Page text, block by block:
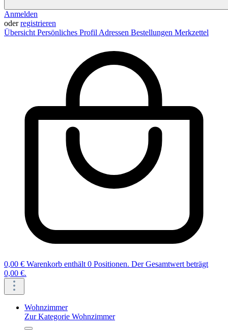
Anmelden
oderregistrieren
Übersicht Persönliches Profil Adressen Bestellungen Merkzettel
0,00 € Warenkorb enthält 0 Positionen. Der Gesamtwert beträgt
0,00 €.
Wohnzimmer
Zur Kategorie Wohnzimmer